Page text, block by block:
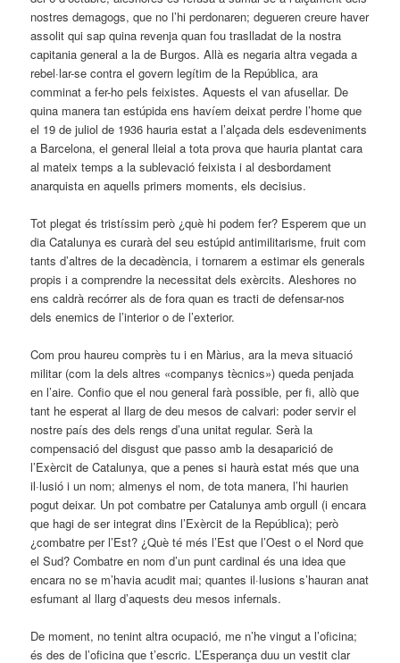
nostres demagogs, que no l’hi perdonaren; degueren creure haver
assolit qui sap quina revenja quan fou traslladat de la nostra
capitania general a la de Burgos. Allà es negaria altra vegada a
rebel·lar-se contra el govern legítim de la República, ara
comminat a fer-ho pels feixistes. Aquests el van afusellar. De
quina manera tan estúpida ens havíem deixat perdre l’home que
el 19 de juliol de 1936 hauria estat a l’alçada dels esdeveniments
a Barcelona, el general lleial a tota prova que hauria plantat cara
al mateix temps a la sublevació feixista i al desbordament
anarquista en aquells primers moments, els decisius.
Tot plegat és tristíssim però ¿què hi podem fer? Esperem que un
dia Catalunya es curarà del seu estúpid antimilitarisme, fruit com
tants d’altres de la decadència, i tornarem a estimar els generals
propis i a comprendre la necessitat dels exèrcits. Aleshores no
ens caldrà recórrer als de fora quan es tracti de defensar-nos
dels enemics de l’interior o de l’exterior.
Com prou haureu comprès tu i en Màrius, ara la meva situació
militar (com la dels altres «companys tècnics») queda penjada
en l’aire. Confio que el nou general farà possible, per fi, allò que
tant he esperat al llarg de deu mesos de calvari: poder servir el
nostre país des dels rengs d’una unitat regular. Serà la
compensació del disgust que passo amb la desaparició de
l’Exèrcit de Catalunya, que a penes si haurà estat més que una
il·lusió i un nom; almenys el nom, de tota manera, l’hi haurien
pogut deixar. Un pot combatre per Catalunya amb orgull (i encara
que hagi de ser integrat dins l’Exèrcit de la República); però
¿combatre per l’Est? ¿Què té més l’Est que l’Oest o el Nord que
el Sud? Combatre en nom d’un punt cardinal és una idea que
encara no se m’havia acudit mai; quantes il·lusions s’hauran anat
esfumant al llarg d’aquests deu mesos infernals.
De moment, no tenint altra ocupació, me n’he vingut a l’oficina;
és des de l’oficina que t’escric. L’Esperança duu un vestit clar